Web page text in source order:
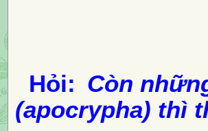
Hỏi: Còn
(apocrypha) thì